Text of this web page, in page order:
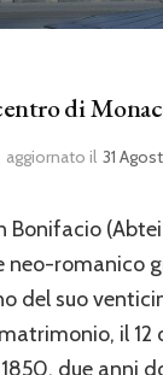
di
aggiornato il 31
Bonifacio
romanico
del suo
il 12
due anni